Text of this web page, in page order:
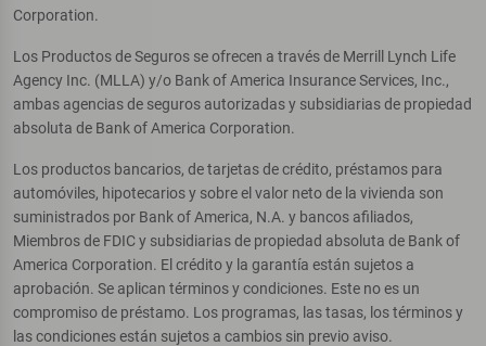
Corporation.
Los Productos de Seguros se ofrecen a través de Merrill Lynch Life
Agency Inc. (MLLA) y/o Bank of America Insurance Services, Inc.,
ambas agencias de seguros autorizadas y subsidiarias de propiedad
absoluta de Bank of America Corporation.
Los productos bancarios, de tarjetas de crédito, préstamos para
automóviles, hipotecarios y sobre el valor neto de la vivienda son
suministrados por Bank of America, N.A. y bancos afiliados,
Miembros de FDIC y subsidiarias de propiedad absoluta de Bank of
America Corporation. El crédito y la garantía están sujetos a
aprobación. Se aplican términos y condiciones. Este no es un
compromiso de préstamo. Los programas, las tasas, los términos y
las condiciones están sujetos a cambios sin previo aviso.